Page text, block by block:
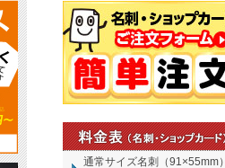
通常サイズ名刺（91×55mm）